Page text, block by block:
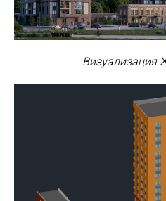
Визуализация